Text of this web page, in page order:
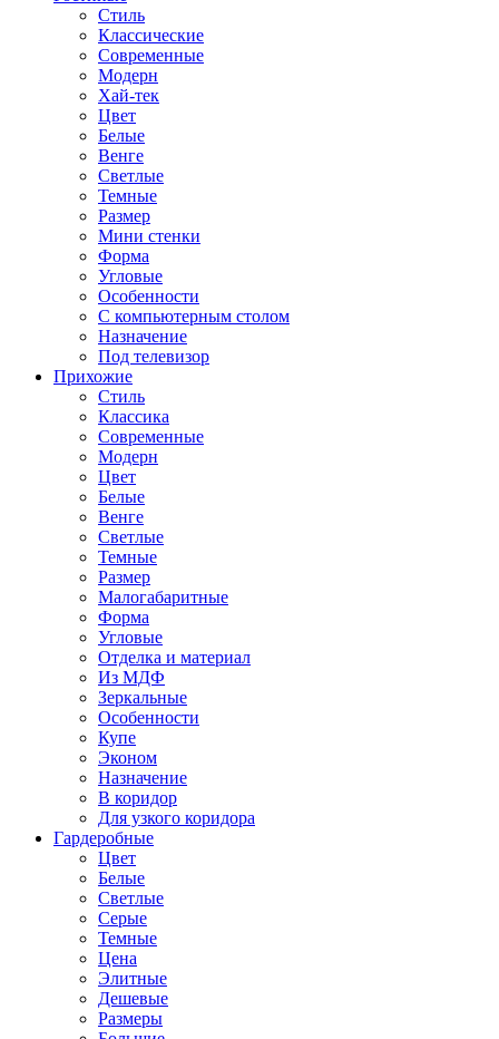
Стиль
Классические
Современные
Модерн
Хай-тек
Цвет
Белые
Венге
Светлые
Темные
Размер
Мини стенки
Форма
Угловые
Особенности
С компьютерным столом
Назначение
Под телевизор
Прихожие
Стиль
Классика
Современные
Модерн
Цвет
Белые
Венге
Светлые
Темные
Размер
Малогабаритные
Форма
Угловые
Отделка и материал
Из МДФ
Зеркальные
Особенности
Купе
Эконом
Назначение
В коридор
Для узкого коридора
Гардеробные
Цвет
Белые
Светлые
Серые
Темные
Цена
Элитные
Дешевые
Размеры